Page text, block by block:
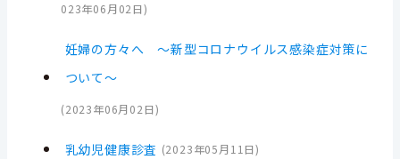
023年06月02日)
妊婦の方々へ ～新型コロナウイルス感染症対策に
ついて～
(2023年06月02日)
乳幼児健康診査 (2023年05月11日)